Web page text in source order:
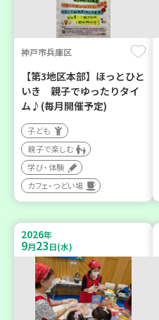
神戸市兵庫区
【第3地区本部】ほっとひと
いき 親子でゆったりタイ
ム♪(毎月開催予定)
子ども
親子で楽しむ
学び・体験
カフェ・つどい場
2026年
9月23日(水)